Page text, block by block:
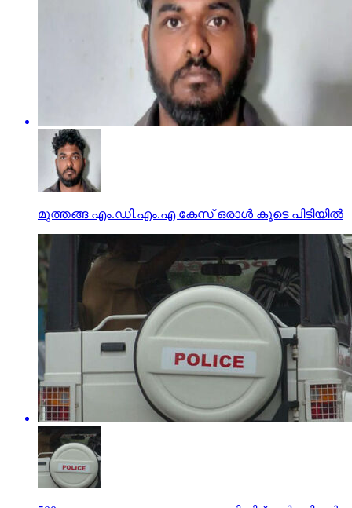
മുത്തങ്ങ എം.ഡി.എം.എ കേസ് ഒരാള്‍ കൂടെ പിടിയില്‍